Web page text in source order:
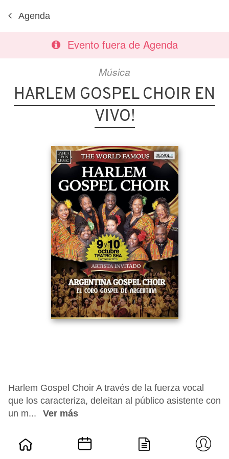
Agenda
Evento fuera de Agenda
Música
HARLEM GOSPEL CHOIR EN
VIVO!
Harlem Gospel Choir A través de la fuerza vocal
que los caracteriza, deleitan al público asistente con
un m...
Ver más